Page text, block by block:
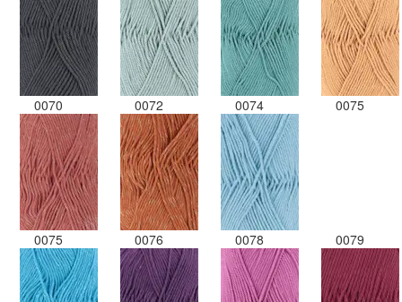
0070 0072 0074 0075
0075 0076 0078 0079